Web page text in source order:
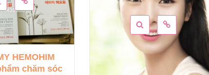
Hướng dẫn cách
dùng dưỡng thể
chuẩn nhất